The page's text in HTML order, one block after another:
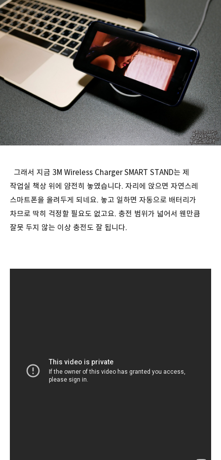
그래서 지금 3M Wireless Charger SMART STAND는 제
작업실 책상 위에 얌전히 놓였습니다. 자리에 앉으면 자연스레
스마트폰을 올려두게 되네요. 놓고 일하면 자동으로 배터리가
차므로 딱히 걱정할 필요도 없고요. 충전 범위가 넓어서 웬만큼
잘못 두지 않는 이상 충전도 잘 됩니다.